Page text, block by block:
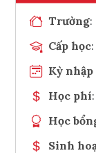
Trường:
Cấp học:
Kỳ nhập
Học phí:
Học
Sinh